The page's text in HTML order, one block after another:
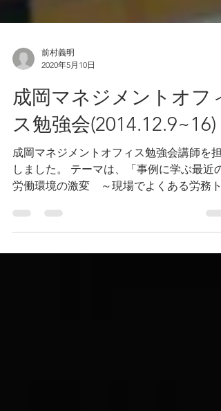
2020年5月10日
成岡マネジメントオフィ
ス勉強会(2014.12.9~16)
成岡マネジメントオフィス勉強会講師を担
労働環境の激変 ～現場でよくある労務ト
ブルの解決指針教えます～」